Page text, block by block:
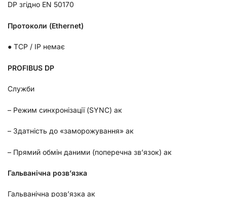
DP згідно EN 50170
Протоколи (Ethernet)
● TCP / IP немає
PROFIBUS DP
Служби
– Режим синхронізації (SYNC) ак
– Здатність до «заморожування» ак
– Прямий обмін даними (поперечна зв’язок) ак
Гальванічна розв’язка
Гальванічна розв’язка ак